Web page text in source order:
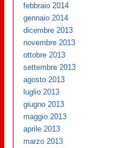
febbraio 2014
gennaio 2014
dicembre 2013
novembre 2013
ottobre 2013
settembre 2013
agosto 2013
luglio 2013
giugno 2013
maggio 2013
aprile 2013
marzo 2013